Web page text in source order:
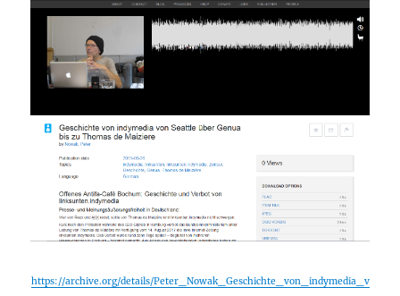
https://archive.org/details/Peter_Nowak_Geschichte_von_indymedia_v